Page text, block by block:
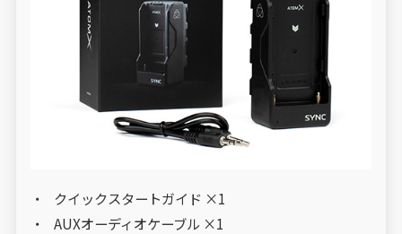
クイックスタートガイド ×1
AUXオーディオケーブル ×1